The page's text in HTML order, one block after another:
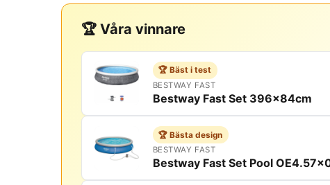
🏆 Våra vinnare
🏆 Bäst i test
BESTWAY FAST
Bestway Fast Set 396x84cm
🏆 Bästa design
BESTWAY FAST
Bestway Fast Set Pool